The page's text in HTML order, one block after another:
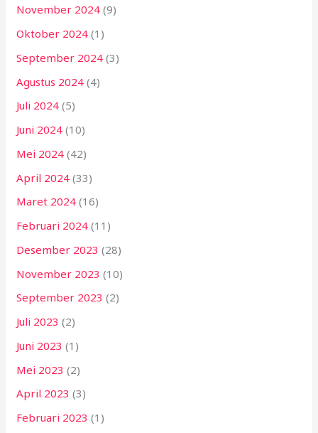
November 2024 (9)
Oktober 2024 (1)
September 2024 (3)
Agustus 2024 (4)
Juli 2024 (5)
Juni 2024 (10)
Mei 2024 (42)
April 2024 (33)
Maret 2024 (16)
Februari 2024 (11)
Desember 2023 (28)
November 2023 (10)
September 2023 (2)
Juli 2023 (2)
Juni 2023 (1)
Mei 2023 (2)
April 2023 (3)
Februari 2023 (1)